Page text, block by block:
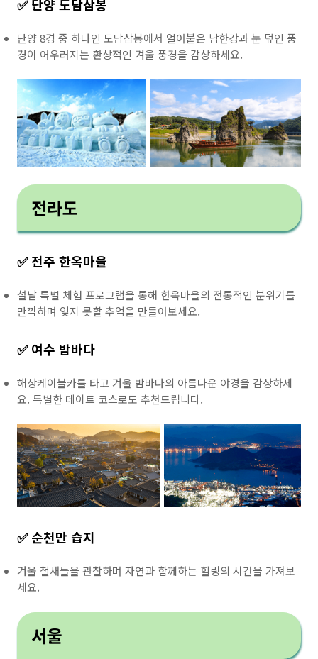
✅ 단양 도담삼봉
단양 8경 중 하나인 도담삼봉에서 얼어붙은 남한강과 눈 덮인 풍
경이 어우러지는 환상적인 겨울 풍경을 감상하세요.
전라도
✅ 전주 한옥마을
설날 특별 체험 프로그램을 통해 한옥마을의 전통적인 분위기를
만끽하며 잊지 못할 추억을 만들어보세요.
✅ 여수 밤바다
해상케이블카를 타고 겨울 밤바다의 아름다운 야경을 감상하세
요. 특별한 데이트 코스로도 추천드립니다.
✅ 순천만 습지
겨울 철새들을 관찰하며 자연과 함께하는 힐링의 시간을 가져보
세요.
서울